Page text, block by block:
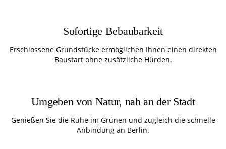
Sofortige Bebaubarkeit
Erschlossene Grundstücke ermöglichen Ihnen einen direkten
Baustart ohne zusätzliche Hürden.
Umgeben von Natur, nah an der Stadt
Genießen Sie die Ruhe im Grünen und zugleich die schnelle
Anbindung an Berlin.